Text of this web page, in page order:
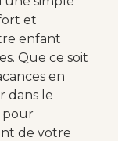
et
enfant
Que ce soit
en
dans le
pour
de votre